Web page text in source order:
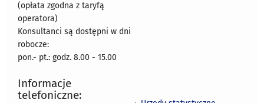
(opłata zgodna z taryfą
operatora)
Konsultanci są dostępni w dni
robocze:
pon.- pt.: godz. 8.00 - 15.00
Informacje
telefoniczne: